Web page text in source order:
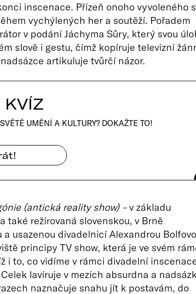
inscenace. Přízeň onoho vyvoleného
vychýlených her a soutěží. Pořadem
v podání Jáchyma Sůry, který svou
slově i gestu, čímž kopíruje televizní žánr
artikuluje tvůrčí názor.
KVÍZ
UMĚNÍ A KULTURY? DOKAŽTE TO!
(antická reality show) –v základu
také režírovaná slovenskou, v Brně
a usazenou divadelnicí Alexandrou
principy TV show, která je ve svém
i to, co vidíme v rámci divadelní
lavíruje v mezích absurdna a
naznačuje snahu jít k postavám, do